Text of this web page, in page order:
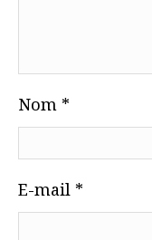
Nom *
E-mail *